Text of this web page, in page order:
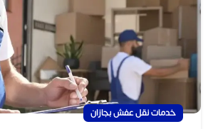
خدمات نقل عفش بجازان